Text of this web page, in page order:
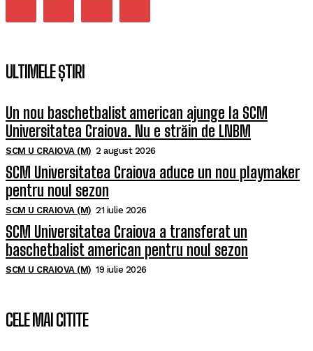
ULTIMELE ȘTIRI
Un nou baschetbalist american ajunge la SCM
Universitatea Craiova. Nu e străin de LNBM
SCM U CRAIOVA (M) 2 august 2026
SCM Universitatea Craiova aduce un nou playmaker
pentru noul sezon
SCM U CRAIOVA (M) 21 iulie 2026
SCM Universitatea Craiova a transferat un
baschetbalist american pentru noul sezon
SCM U CRAIOVA (M) 19 iulie 2026
CELE MAI CITITE